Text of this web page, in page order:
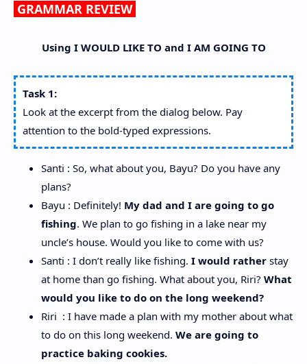
GRAMMAR REVIEW
Using I WOULD LIKE TO and I AM GOING TO
Task 1:
Look at the excerpt from the dialog below. Pay
attention to the bold-typed expressions.
Santi : So, what about you, Bayu? Do you have any
plans?
Bayu : Definitely! My dad and I are going to go
fishing. We plan to go fishing in a lake near my
uncle’s house. Would you like to come with us?
Santi : I don’t really like fishing. I would rather stay
at home than go fishing. What about you, Riri? What
would you like to do on the long weekend?
Riri : I have made a plan with my mother about what
to do on this long weekend. We are going to
practice baking cookies.